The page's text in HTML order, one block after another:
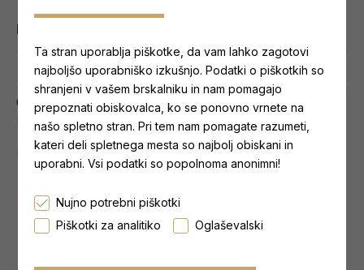
Dobavljivost:
0 ocen. - Napišite mnenje
65,55 €
Brez DDV: 59,86 €
Najnižja cena zadnjih 30 dni: 65,55 €
Vse serije izdelkov so testirane in
certificirane brez prepovedanih snovi
Ta stran uporablja piškotke, da vam lahko zagotovi
najboljšo uporabniško izkušnjo. Podatki o piškotkih so
shranjeni v vašem brskalniku in nam pomagajo
prepoznati obiskovalca, ko se ponovno vrnete na
našo spletno stran. Pri tem nam pomagate razumeti,
kateri deli spletnega mesta so najbolj obiskani in
uporabni. Vsi podatki so popolnoma anonimni!
Nujno potrebni piškotki
Piškotki za analitiko
Oglaševalski